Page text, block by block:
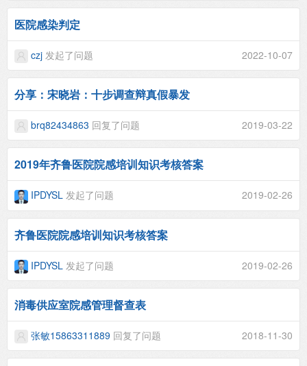
医院感染判定
czj 发起了问题 2022-10-07
分享：宋晓岩：十步调查辩真假暴发
brq82434863 回复了问题 2019-03-22
2019年齐鲁医院院感培训知识考核答案
IPDYSL 发起了问题 2019-02-26
齐鲁医院院感培训知识考核答案
IPDYSL 发起了问题 2019-02-26
消毒供应室院感管理督查表
张敏15863311889 回复了问题 2018-11-30